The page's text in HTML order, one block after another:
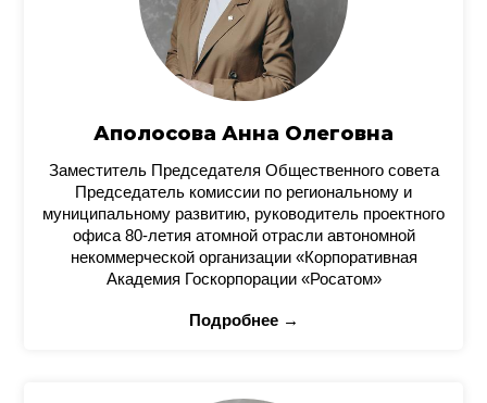
Аполосова Анна Олеговна
Заместитель Председателя Общественного совета
Председатель комиссии по региональному и
муниципальному развитию, руководитель проектного
офиса 80-летия атомной отрасли автономной
некоммерческой организации «Корпоративная
Академия Госкорпорации «Росатом»
Подробнее →